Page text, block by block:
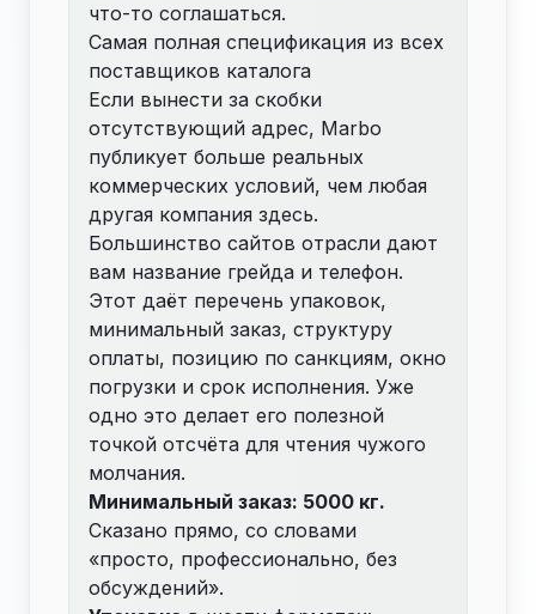
что-то соглашаться.
Самая полная спецификация из всех
поставщиков каталога
Если вынести за скобки
отсутствующий адрес, Marbo
публикует больше реальных
коммерческих условий, чем любая
другая компания здесь.
Большинство сайтов отрасли дают
вам название грейда и телефон.
Этот даёт перечень упаковок,
минимальный заказ, структуру
оплаты, позицию по санкциям, окно
погрузки и срок исполнения. Уже
одно это делает его полезной
точкой отсчёта для чтения чужого
молчания.
Минимальный заказ: 5000 кг.
Сказано прямо, со словами
«просто, профессионально, без
обсуждений».